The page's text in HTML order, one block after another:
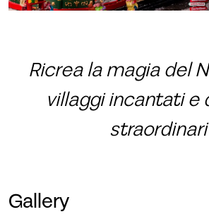
Ricrea la magia del
villaggi incantati e
straordinari
Gallery